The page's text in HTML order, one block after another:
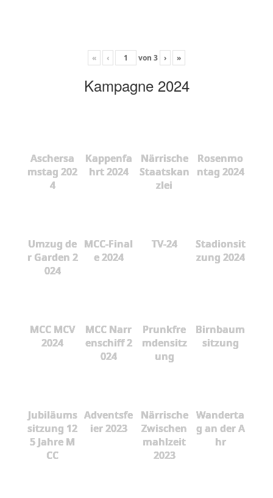
« ‹ von 3 › »
Kampagne 2024
Aschersa
mstag 202
4
Kappenfa
hrt 2024
Närrische
Staatskan
zlei
Rosenmo
ntag 2024
Umzug de
r Garden 2
024
MCC-Final
e 2024
TV-24
Stadionsit
zung 2024
MCC MCV
2024
MCC Narr
enschiff 2
024
Prunkfre
mdensitz
ung
Birnbaum
sitzung
Jubiläums
sitzung 12
5 Jahre M
CC
Adventsfe
ier 2023
Närrische
Zwischen
mahlzeit
2023
Wanderta
g an der A
hr